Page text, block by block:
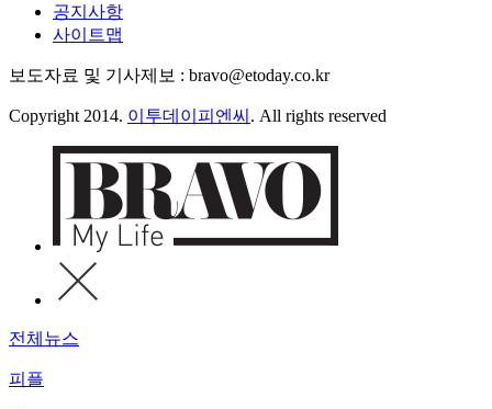
공지사항
사이트맵
보도자료 및 기사제보 : bravo@etoday.co.kr
Copyright 2014. 이투데이피엔씨 . All rights reserved
전체뉴스
피플